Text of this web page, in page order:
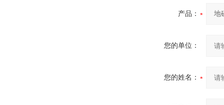
产品：
您的单位：
您的姓名：